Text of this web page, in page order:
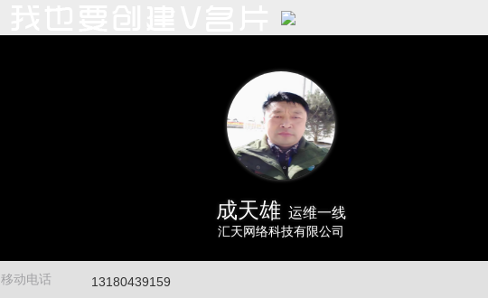
成天雄 运维一线
汇天网络科技有限公司
移动电话 13180439159